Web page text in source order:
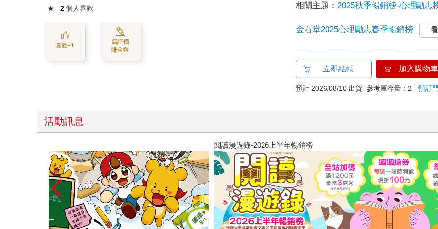
★ 2 個人喜歡
喜歡+1
寫評價
賺金幣
相關主題： 2025秋季暢銷榜-心理勵志
金石堂2025心理勵志春季暢銷榜
立即結帳 加入購物車
預計 2026/08/10 出貨 參考庫存量：2預訂
活動訊息
高功能倖存者：如果不「有用」